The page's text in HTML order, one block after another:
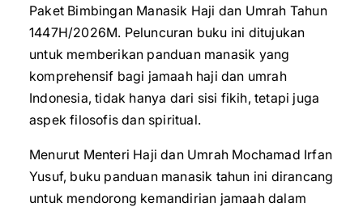
Paket Bimbingan Manasik Haji dan Umrah Tahun
1447H/2026M. Peluncuran buku ini ditujukan
untuk memberikan panduan manasik yang
komprehensif bagi jamaah haji dan umrah
Indonesia, tidak hanya dari sisi fikih, tetapi juga
aspek filosofis dan spiritual.
Menurut Menteri Haji dan Umrah Mochamad Irfan
Yusuf, buku panduan manasik tahun ini dirancang
untuk mendorong kemandirian jamaah dalam